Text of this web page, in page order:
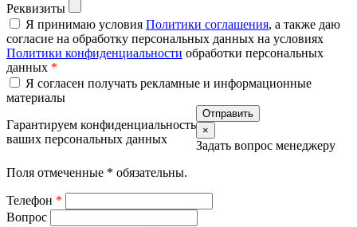
Реквизиты
Я принимаю условия Политики соглашения, а также даю
согласие на обработку персональных данных на условиях
Политики конфиденциальности обработки персональных
данных *
Я согласен получать рекламные и информационные
материалы
Гарантируем конфиденциальность
ваших персональных данных
×
Задать вопрос менеджеру
Поля отмеченные * обязательны.
Телефон *
Вопрос